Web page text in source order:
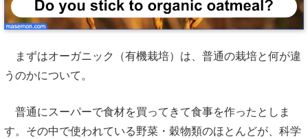
まずはオーガニック（有機栽培）は、普通の栽培と何が違
うのかについて。
普通にスーパーで食材を買ってきて食事を作ったとしま
す。その中で使われている野菜・穀物類のほとんどが、科学